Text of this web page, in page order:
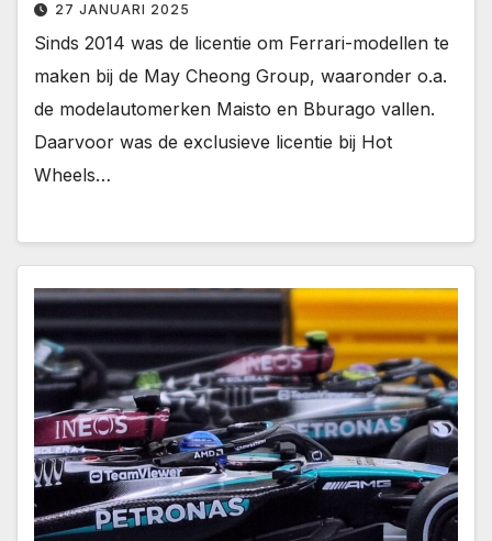
27 JANUARI 2025
Sinds 2014 was de licentie om Ferrari-modellen te
maken bij de May Cheong Group, waaronder o.a.
de modelautomerken Maisto en Bburago vallen.
Daarvoor was de exclusieve licentie bij Hot
Wheels…